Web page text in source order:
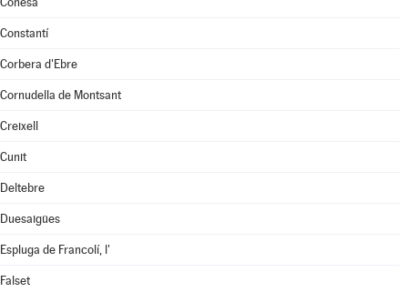
Constantí
Corbera d'Ebre
Cornudella de Montsant
Creixell
Cunit
Deltebre
Duesaigües
Espluga de Francolí, l'
Falset